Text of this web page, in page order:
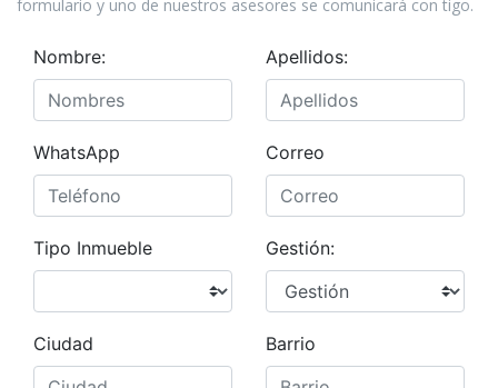
formulario y uno de nuestros asesores se comunicará con tigo.